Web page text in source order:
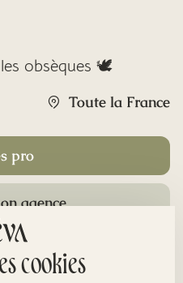
obsèques 🕊️
Toute la France
pro
agence
cookies